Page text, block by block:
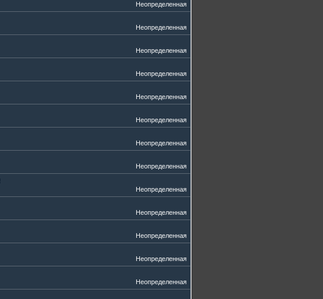
Неопределенная
Неопределенная
Неопределенная
Неопределенная
Неопределенная
Неопределенная
Неопределенная
Неопределенная
Неопределенная
Неопределенная
Неопределенная
Неопределенная
Неопределенная